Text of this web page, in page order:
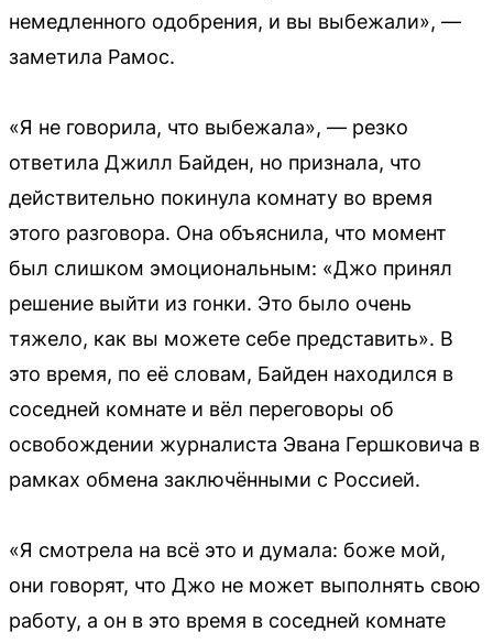
немедленного одобрения, и вы выбежали», —
заметила Рамос.
«Я не говорила, что выбежала», — резко
ответила Джилл Байден, но признала, что
действительно покинула комнату во время
этого разговора. Она объяснила, что момент
был слишком эмоциональным: «Джо принял
решение выйти из гонки. Это было очень
тяжело, как вы можете себе представить». В
это время, по её словам, Байден находился в
соседней комнате и вёл переговоры об
освобождении журналиста Эвана Гершковича в
рамках обмена заключёнными с Россией.
«Я смотрела на всё это и думала: боже мой,
они говорят, что Джо не может выполнять свою
работу, а он в это время в соседней комнате